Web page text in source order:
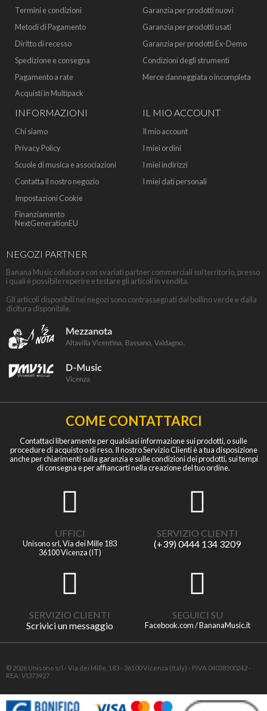
Termini e condizioni
Metodi di Pagamento
Diritto di recesso
Spedizione e consegna
Pagamento a rate
Acquisti in Multipack
Garanzia per prodotti nuovi
Garanzia per prodotti usati
Garanzia per prodotti Ex-Demo
Condizioni degli strumenti
Merce danneggiata o incompleta
INFORMAZIONI
Chi siamo
Privacy Policy
Scuole di musica e associazioni
Contatta il nostro negozio
Impostazioni Cookie
Finanziamento
NextGenerationEU
IL MIO ACCOUNT
Il mio account
I miei ordini
I miei indirizzi
I miei dati personali
NEGOZI PARTNER
Banana Music collabora con svariati partner commerciali sul territorio, presso
i quali è possibile reperire e testare gli articoli in vendita.
Gli articoli disponibili nei negozi sono contrassegnati dal bollino verde e dalla
dicitura disponibile.
COME CONTATTARCI
Contattaci liberamente per qualsiasi informazione sui prodotti, o sulle
procedure di acquisto o di reso. Il nostro Servizio Clienti è a tua disposizione
anche per chiarimenti sulla garanzia e sulle condizioni dei prodotti, sui tempi
di consegna e per affiancarti nella creazione del tuo ordine.
UFFICI
Unisono srl, Via dei Mille 183
36100 Vicenza (IT)
SERVIZIO CLIENTI
(+39) 0444 134 3209
SERVIZIO CLIENTI
Scrivici un messaggio
SEGUICI SU
Facebook.com / BananaMusic.it
© 2026 Unisono srl - Via dei Mille, 183 - 36100 Vicenza (Italy) - P.IVA 04038300242 -
REA: VI373927